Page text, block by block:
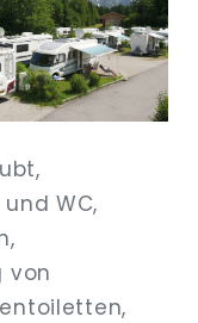
WC,
von